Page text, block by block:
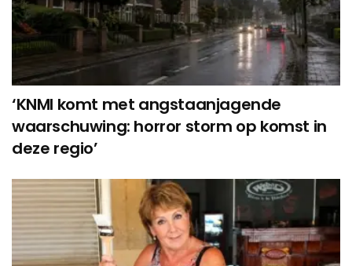
‘KNMI komt met angstaanjagende
waarschuwing: horror storm op komst in
deze regio’